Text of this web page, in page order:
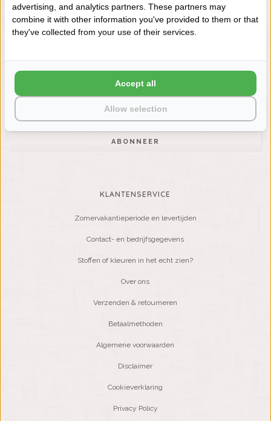
VRAGEN? BEL DAN
+31 (0) 575 511817
NIEUWSBRIEF
Wilt u op de hoogte blijven?
ABONNEER
KLANTENSERVICE
Zomervakantieperiode en levertijden
Contact- en bedrijfsgegevens
Stoffen of kleuren in het echt zien?
Over ons
Verzenden & retourneren
Betaalmethoden
Algemene voorwaarden
Disclaimer
Cookieverklaring
Privacy Policy
advertising, and analytics partners. These partners may
combine it with other information you've provided to them or that
they've collected from your use of their services.
Allow selection
Accept all